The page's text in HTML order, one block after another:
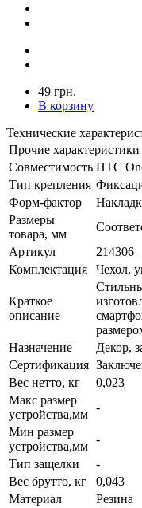
49 грн.
В корзину
Технические
Прочие характеристики
Совместимость HTC
Тип крепления
Форм-фактор
Размеры
товара, мм
Артикул
214306
Комплектация
Чехол,
Краткое
описание
Назначение
Декор,
Сертификация
Вес нетто, кг
0,023
Макс размер
устройства,мм
-
Мин размер
устройства,мм
-
Тип защелки
-
Вес брутто, кг
0,043
Материал
Резина